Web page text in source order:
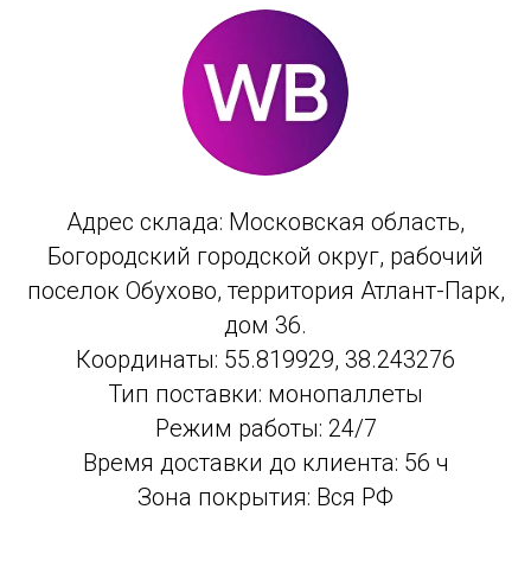
Адрес склада: Московская область,
Богородский городской округ, рабочий
поселок Обухово, территория Атлант-Парк,
дом 36.
Координаты: 55.819929, 38.243276
Тип поставки: монопаллеты
Режим работы: 24/7
Время доставки до клиента: 56 ч
Зона покрытия: Вся РФ